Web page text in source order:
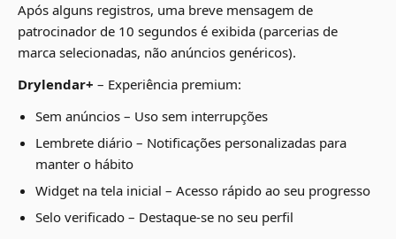
Após alguns registros, uma breve mensagem de
patrocinador de 10 segundos é exibida (parcerias de
marca selecionadas, não anúncios genéricos).
Drylendar+ – Experiência premium:
Sem anúncios – Uso sem interrupções
Lembrete diário – Notificações personalizadas para
manter o hábito
Widget na tela inicial – Acesso rápido ao seu progresso
Selo verificado – Destaque-se no seu perfil